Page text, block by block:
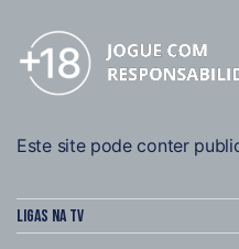
Este site pode conter
Ligas na TV